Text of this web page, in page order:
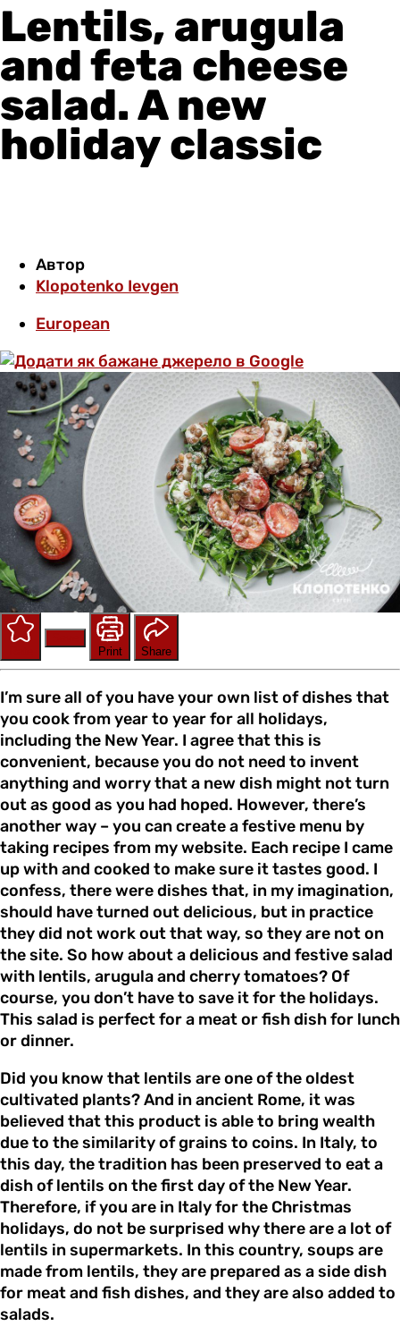
Lentils, arugula
and feta cheese
salad. A new
holiday classic
Автор
Klopotenko Ievgen
European
Print
Share
I’m sure all of you have your own list of dishes that
you cook from year to year for all holidays,
including the New Year. I agree that this is
convenient, because you do not need to invent
anything and worry that a new dish might not turn
out as good as you had hoped. However, there’s
another way – you can create a festive menu by
taking recipes from my website. Each recipe I came
up with and cooked to make sure it tastes good. I
confess, there were dishes that, in my imagination,
should have turned out delicious, but in practice
they did not work out that way, so they are not on
the site. So how about a delicious and festive salad
with lentils, arugula and cherry tomatoes? Of
course, you don’t have to save it for the holidays.
This salad is perfect for a meat or fish dish for lunch
or dinner.
Did you know that lentils are one of the oldest
cultivated plants? And in ancient Rome, it was
believed that this product is able to bring wealth
due to the similarity of grains to coins. In Italy, to
this day, the tradition has been preserved to eat a
dish of lentils on the first day of the New Year.
Therefore, if you are in Italy for the Christmas
holidays, do not be surprised why there are a lot of
lentils in supermarkets. In this country, soups are
made from lentils, they are prepared as a side dish
for meat and fish dishes, and they are also added to
salads.